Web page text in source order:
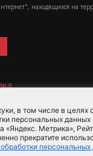
в том числе в целях
персональных
«Яндекс. Метрика»,
прекратите
персональных
находящихся на
агентство